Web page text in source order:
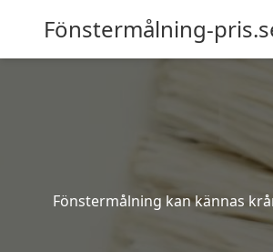
Fönstermålning-
Fönstermålning kan kännas